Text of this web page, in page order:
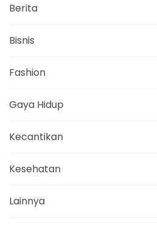
Berita
Bisnis
Fashion
Gaya Hidup
Kecantikan
Kesehatan
Lainnya